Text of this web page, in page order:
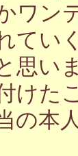
ワン
てい
思い
けた
の本